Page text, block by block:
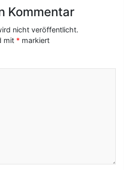
Kommentar
nicht veröffentlicht.
mit * markiert